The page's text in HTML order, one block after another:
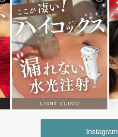
Instagram